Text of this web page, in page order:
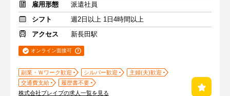
雇用形態
派遣社員
シフト
週2日以上 1日4時間以上
アクセス
新長田駅
オンライン面接可
副業・Ｗワーク歓迎 シルバー歓迎
主婦(夫)歓迎
交通費支給
履歴書不要
株式会社ブレイブの求人一覧を見る